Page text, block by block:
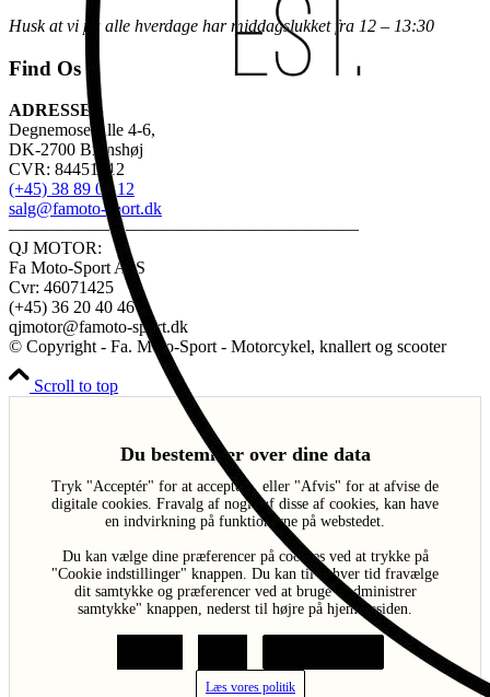
Husk at vi på alle hverdage har middagslukket fra 12 – 13:30
Find Os
ADRESSE:
Degnemose Alle 4-6,
DK-2700 Brønshøj
CVR: 84451312
(+45) 38 89 03 12
salg@famoto-sport.dk
————————————————————
QJ MOTOR:
Fa Moto-Sport ApS
Cvr: 46071425
(+45) 36 20 40 46
qjmotor@famoto-sport.dk
© Copyright - Fa. Moto-Sport - Motorcykel, knallert og scooter
Scroll to top
Du bestemmer over dine data
Tryk "Acceptér" for at acceptere, eller "Afvis" for at afvise de
digitale cookies. Fravalg af nogle af disse af cookies, kan have
en indvirkning på funktionerne på webstedet.
Du kan vælge dine præferencer på cookies ved at trykke på
"Cookie indstillinger" knappen. Du kan til enhver tid fravælge
dit samtykke og præferencer ved at bruge "Administrer
samtykke" knappen, nederst til højre på hjemmesiden.
Læs vores politik